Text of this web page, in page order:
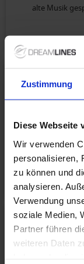
Zustimmung
Diese Webseite
Wir verwenden
personalisieren,
zu können und
analysieren.
Verwendung
soziale Medien,
Partner führen
weiteren Daten
alte Musik
Ute (> 69)
Von Passau
Die
Jürgen K. (60-69)
Paar